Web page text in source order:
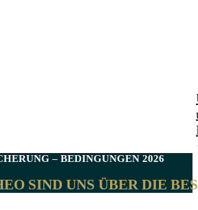
– BEDINGUNGEN 2026
SIND UNS ÜBER DIE